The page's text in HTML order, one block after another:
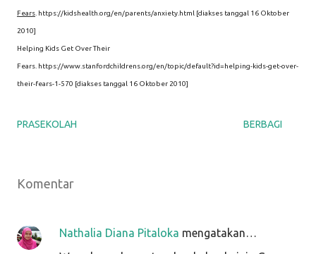
Fears . https://kidshealth.org/en/parents/anxiety.html [diakses tanggal 16 Oktober
2010]
Helping Kids Get Over Their
Fears. https://www.stanfordchildrens.org/en/topic/default?id=helping-kids-get-over-
their-fears-1-570 [diakses tanggal 16 Oktober 2010]
PRASEKOLAH BERBAGI
Komentar
Nathalia Diana Pitaloka mengatakan…